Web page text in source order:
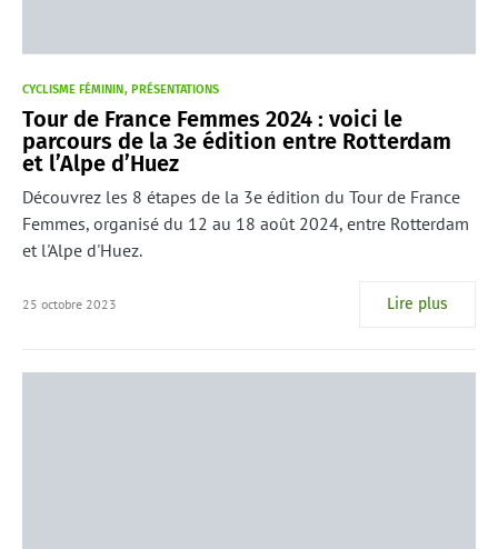
CYCLISME FÉMININ PRÉSENTATIONS
Tour de France Femmes 2024 : voici le
parcours de la 3e édition entre Rotterdam
et l’Alpe d’Huez
Découvrez les 8 étapes de la 3e édition du Tour de France
Femmes, organisé du 12 au 18 août 2024, entre Rotterdam
et l'Alpe d'Huez.
25 octobre 2023 Lire plus